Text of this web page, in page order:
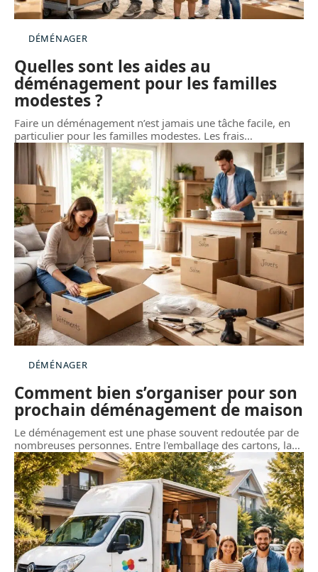
DÉMÉNAGER
Quelles sont les aides au
déménagement pour les familles
modestes ?
Faire un déménagement n’est jamais une tâche facile, en
particulier pour les familles modestes. Les frais…
DÉMÉNAGER
Comment bien s’organiser pour son
prochain déménagement de maison
Le déménagement est une phase souvent redoutée par de
nombreuses personnes. Entre l'emballage des cartons, la…